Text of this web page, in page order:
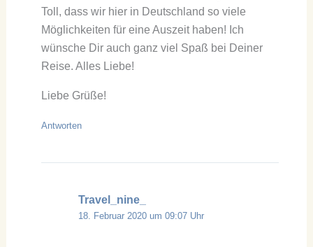
Toll, dass wir hier in Deutschland so viele
Möglichkeiten für eine Auszeit haben! Ich
wünsche Dir auch ganz viel Spaß bei Deiner
Reise. Alles Liebe!
Liebe Grüße!
Antworten
Travel_nine_
18. Februar 2020 um 09:07 Uhr